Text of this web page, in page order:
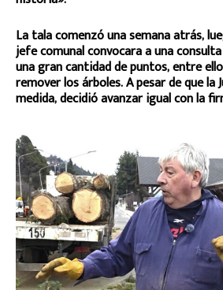
La tala comenzó una semana atrás,
jefe comunal convocara a una
una gran cantidad de puntos, entre
remover los árboles. A pesar de que la
medida, decidió avanzar igual con la